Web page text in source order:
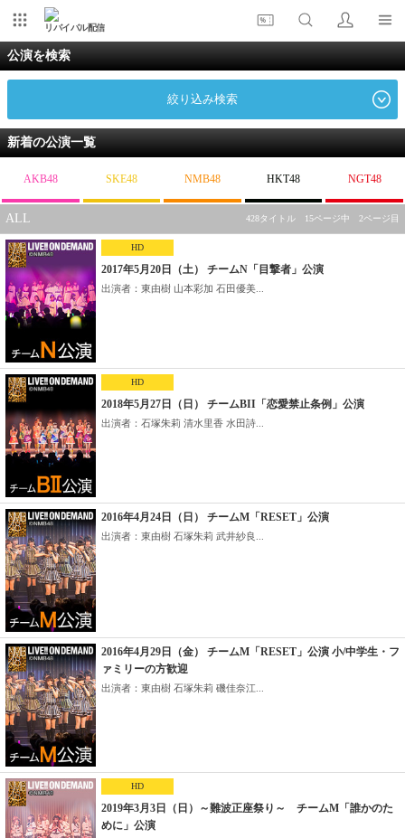
リバイバル配信
公演を検索
絞り込み検索
新着の公演一覧
AKB48 SKE48 NMB48 HKT48 NGT48
ALL 428タイトル 15ページ中 2ページ目
HD
2017年5月20日（土） チームN「目撃者」公演
出演者：東由樹 山本彩加 石田優美...
HD
2018年5月27日（日） チームBII「恋愛禁止条例」公演
出演者：石塚朱莉 清水里香 水田詩...
2016年4月24日（日） チームM「RESET」公演
出演者：東由樹 石塚朱莉 武井紗良...
2016年4月29日（金） チームM「RESET」公演 小/中学生・フ
ァミリーの方歓迎
出演者：東由樹 石塚朱莉 磯佳奈江...
HD
2019年3月3日（日）～難波正座祭り～ チームM「誰かのた
めに」公演